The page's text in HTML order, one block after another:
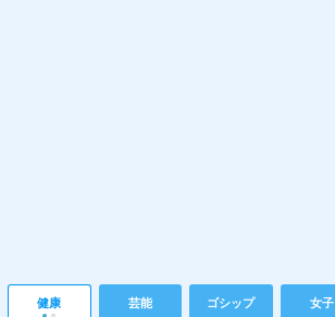
健康 芸能 ゴシップ 女子